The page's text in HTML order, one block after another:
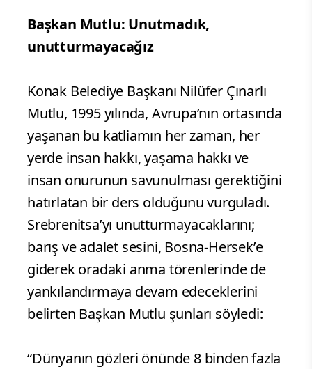
Başkan Mutlu: Unutmadık,
unutturmayacağız
Konak Belediye Başkanı Nilüfer Çınarlı
Mutlu, 1995 yılında, Avrupa’nın ortasında
yaşanan bu katliamın her zaman, her
yerde insan hakkı, yaşama hakkı ve
insan onurunun savunulması gerektiğini
hatırlatan bir ders olduğunu vurguladı.
Srebrenitsa’yı unutturmayacaklarını;
barış ve adalet sesini, Bosna-Hersek’e
giderek oradaki anma törenlerinde de
yankılandırmaya devam edeceklerini
belirten Başkan Mutlu şunları söyledi:
“Dünyanın gözleri önünde 8 binden fazla